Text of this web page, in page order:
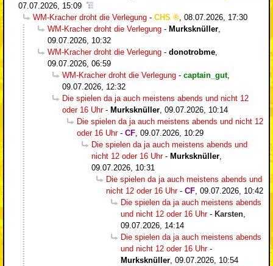
07.07.2026, 15:09
WM-Kracher droht die Verlegung - CHS
08.07.2026, 17:30
WM-Kracher droht die Verlegung - Murksknüller
09.07.2026, 10:32
WM-Kracher droht die Verlegung - donotrobme
09.07.2026, 06:59
WM-Kracher droht die Verlegung - captain_gut,
09.07.2026, 12:32
Die spielen da ja auch meistens abends und nicht 12
oder 16 Uhr- Murksknüller 09.07.2026, 10:14
Die spielen da ja auch meistens abends und nicht 12
oder 16 Uhr- CF 09.07.2026, 10:29
Die spielen da ja auch meistens abends und
nicht 12 oder 16 Uhr- Murksknüller
09.07.2026, 10:31
Die spielen da ja auch meistens abends und
nicht 12 oder 16 Uhr- CF 09.07.2026, 10:42
Die spielen da ja auch meistens abends
und nicht 12 oder 16 Uhr- Karsten
09.07.2026, 14:14
Die spielen da ja auch meistens abends
und nicht 12 oder 16 Uhr-
Murksknüller 09.07.2026, 10:54